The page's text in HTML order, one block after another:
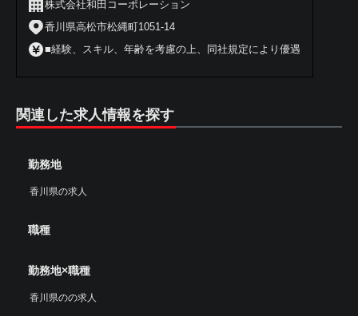
株式会社和田コーポレーション
香川県高松市松縄町1051-14
■経験、スキル、年齢を考慮の上、同社規定により優遇
関連した求人情報を探す
勤務地
香川県の求人
職種
勤務地×職種
香川県のの求人